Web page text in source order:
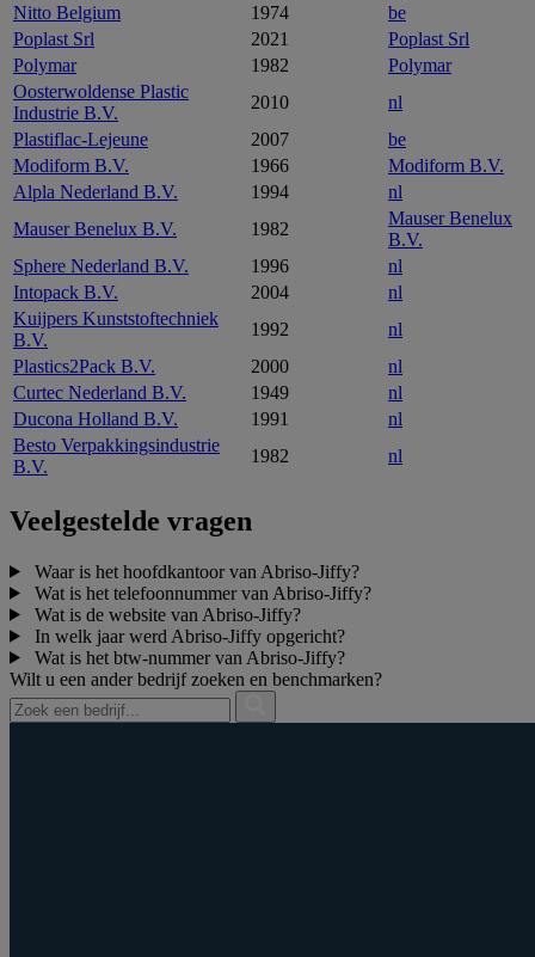
Nitto Belgium
1974
be
Poplast Srl
2021
Poplast Srl
Polymar
1982
Polymar
Oosterwoldense Plastic
Industrie B.V.
2010
nl
Plastiflac-Lejeune
2007
be
Modiform B.V.
1966
Modiform B.V.
Alpla Nederland B.V.
1994
nl
Mauser Benelux B.V.
1982
Mauser Benelux
B.V.
Sphere Nederland B.V.
1996
nl
Intopack B.V.
2004
nl
Kuijpers Kunststoftechniek
B.V.
1992
nl
Plastics2Pack B.V.
2000
nl
Curtec Nederland B.V.
1949
nl
Ducona Holland B.V.
1991
nl
Besto Verpakkingsindustrie
B.V.
1982 nl
Veelgestelde vragen
Waar is het hoofdkantoor van Abriso-Jiffy?
Wat is het telefoonnummer van Abriso-Jiffy?
Wat is de website van Abriso-Jiffy?
In welk jaar werd Abriso-Jiffy opgericht?
Wat is het btw‑nummer van Abriso-Jiffy?
Wilt u een ander bedrijf zoeken en benchmarken?